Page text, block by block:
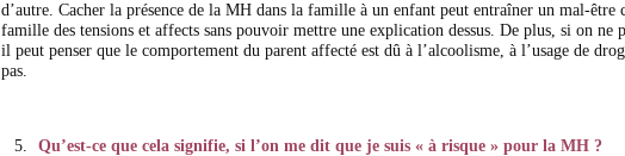
d’autre. Cacher la présence de la MH dans la famille à un enfant peut entraîner un mal-être
famille des tensions et affects sans pouvoir mettre une explication dessus. De plus, si on ne
il peut penser que le comportement du parent affecté est dû à l’alcoolisme, à l’usage de
pas.
Qu’est-ce que cela signifie, si l’on me dit que je suis « à risque » pour la MH ?